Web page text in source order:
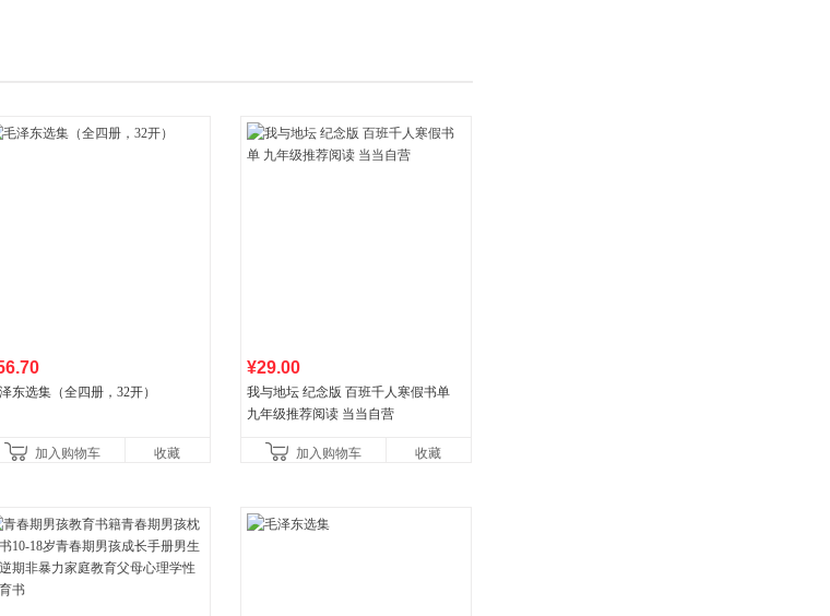
数码影音
电脑办公
东选集（全四册，32开）
加入购物车 收藏
¥29.00
我与地坛 纪念版 百班千人寒假书单
九年级推荐阅读 当当自营
加入购物车 收藏